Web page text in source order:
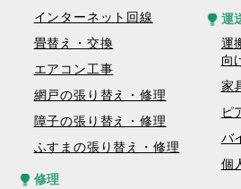
インターネット回線
畳替え・交換
エアコン工事
網戸の張り替え・修理
障子の張り替え・修理
ふすまの張り替え・修理
修理
運
運
向
家
ピ
バ
個